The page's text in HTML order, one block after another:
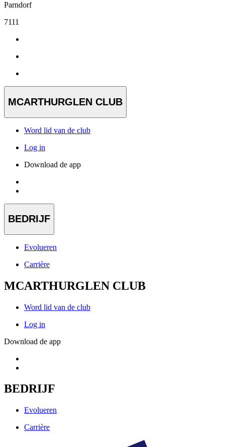
Parndorf
7111
MCARTHURGLEN CLUB
Word lid van de club
Log in
Download de app
BEDRIJF
Evolueren
Carrière
MCARTHURGLEN CLUB
Word lid van de club
Log in
Download de app
BEDRIJF
Evolueren
Carrière